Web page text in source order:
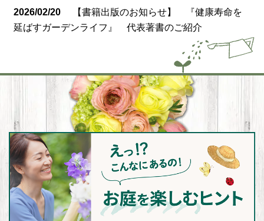
2026/02/20
【書籍出版のお知らせ】 『健康寿命を
延ばすガーデンライフ』 代表著書のご紹介